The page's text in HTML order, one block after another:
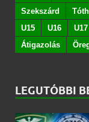
Szekszárd
U15
U16 U17
Átigazolás
LEGUTÓBBI